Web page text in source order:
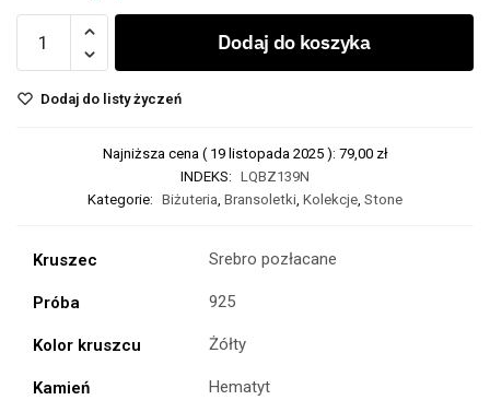
Dodaj do koszyka
Dodaj do listy życzeń
Najniższa cena (19 listopada 2025): 79,00 zł
INDEKS: LQBZ139N
Kategorie: Biżuteria, Bransoletki, Kolekcje, Stone
Kruszec Srebro pozłacane
Próba 925
Kolor kruszcu Żółty
Kamień Hematyt